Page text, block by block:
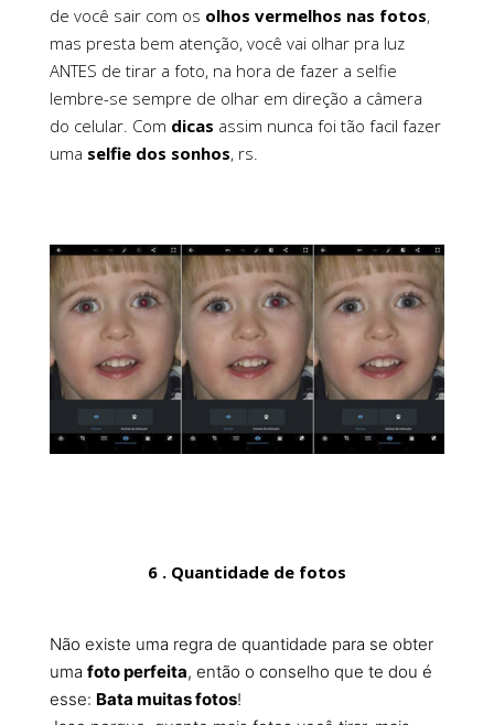
de você sair com os olhos vermelhos nas fotos,
mas presta bem atenção, você vai olhar pra luz
ANTES de tirar a foto, na hora de fazer a selfie
lembre-se sempre de olhar em direção a câmera
do celular. Com dicas assim nunca foi tão facil fazer
uma selfie dos sonhos, rs.
6 . Quantidade de fotos
Não existe uma regra de quantidade para se obter
uma foto perfeita, então o conselho que te dou é
esse: Bata muitas fotos!